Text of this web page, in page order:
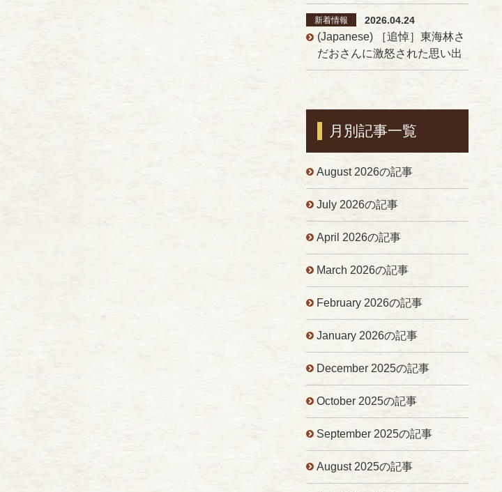
新着情報 2026.04.24
(Japanese) ［追悼］東海林さ
だおさんに激怒された思い出
月別記事一覧
August 2026の記事
July 2026の記事
April 2026の記事
March 2026の記事
February 2026の記事
January 2026の記事
December 2025の記事
October 2025の記事
September 2025の記事
August 2025の記事